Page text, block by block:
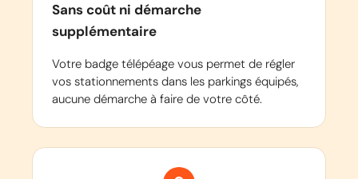
Sans coût ni démarche
supplémentaire
Votre badge télépéage vous permet de régler
vos stationnements dans les parkings équipés,
aucune démarche à faire de votre côté.